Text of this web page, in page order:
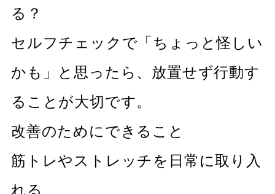
る？
セルフチェックで「ちょっと怪しい
かも」と思ったら、放置せず行動す
ることが大切です。
改善のためにできること
筋トレやストレッチを日常に取り入
れる